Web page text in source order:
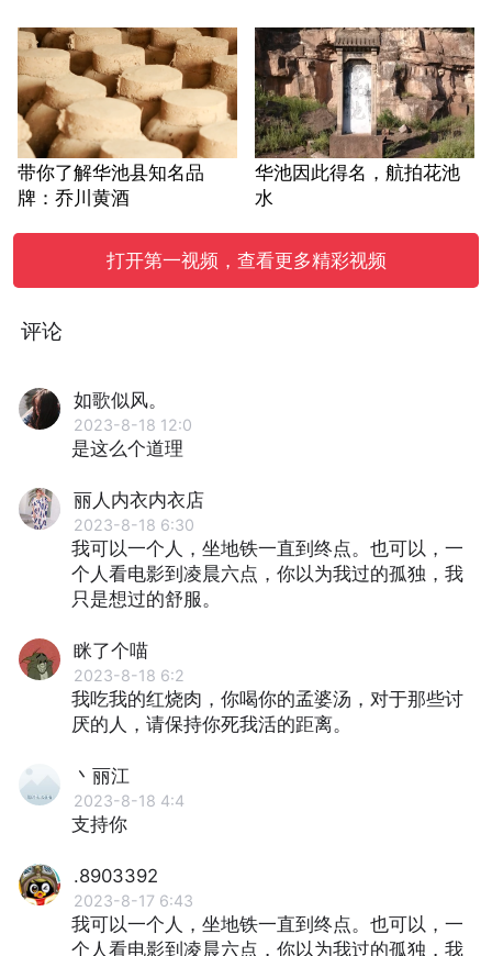
带你了解华池县知名品
牌：乔川黄酒
华池因此得名，航拍花池
水
打开第一视频，查看更多精彩视频
评论
如歌似风。
2023-8-18 12:0
是这么个道理
丽人内衣内衣店
2023-8-18 6:30
我可以一个人，坐地铁一直到终点。也可以，一
个人看电影到凌晨六点，你以为我过的孤独，我
只是想过的舒服。
眯了个喵
2023-8-18 6:2
我吃我的红烧肉，你喝你的孟婆汤，对于那些讨
厌的人，请保持你死我活的距离。
丶丽江
2023-8-18 4:4
支持你
.8903392
2023-8-17 6:43
我可以一个人，坐地铁一直到终点。也可以，一
个人看电影到凌晨六点，你以为我过的孤独，我